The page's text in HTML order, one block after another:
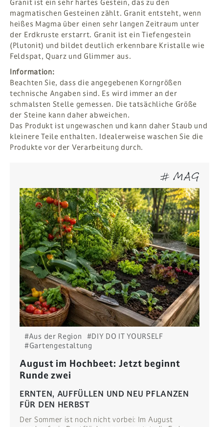
Granit ist ein sehr hartes Gestein, das zu den
magmatischen Gesteinen zählt. Granit entsteht, wenn
heißes Magma über einen sehr langen Zeitraum unter
der Erdkruste erstarrt. Granit ist ein Tiefengestein
(Plutonit) und bildet deutlich erkennbare Kristalle wie
Feldspat, Quarz und Glimmer aus.
Information:
Beachten Sie, dass die angegebenen Korngrößen
technische Angaben sind. Es wird immer an der
schmalsten Stelle gemessen. Die tatsächliche Größe
der Steine kann daher abweichen.
Das Produkt ist ungewaschen und kann daher Staub und
kleinere Teile enthalten. Idealerweise waschen Sie die
Produkte vor der Verarbeitung durch.
# MAG
#Aus der Region
#DIY DO IT YOURSELF
#Gartengestaltung
August im Hochbeet: Jetzt beginnt
Runde zwei
ERNTEN, AUFFÜLLEN UND NEU PFLANZEN
FÜR DEN HERBST
Der Sommer ist noch nicht vorbei: Im August